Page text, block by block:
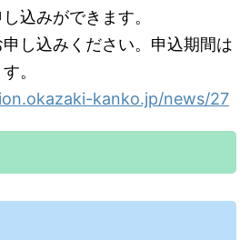
込みができます。
し込みください。申込期間は
。
kanko.jp/news/27